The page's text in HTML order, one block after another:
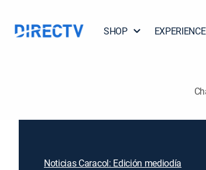
SHOP EXPERIENCE
Noticias Caracol: Edición mediodía